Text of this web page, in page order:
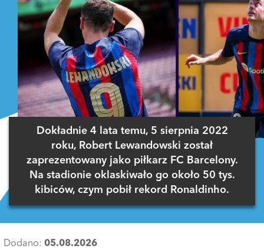
Dokładnie 4 lata temu, 5 sierpnia 2022
roku, Robert Lewandowski został
zaprezentowany jako piłkarz FC Barcelony.
Na stadionie oklaskiwało go około 50 tys.
kibiców, czym pobił rekord Ronaldinho.
Dodano: 05.08.2026